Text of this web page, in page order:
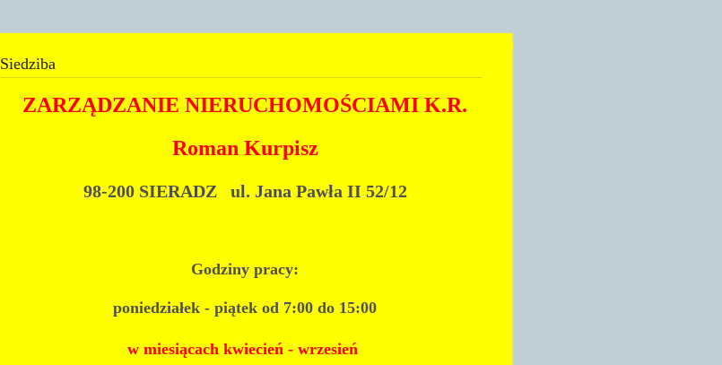
Siedziba
ZARZĄDZANIE NIERUCHOMOŚCIAMI K.R.
Roman Kurpisz
98-200 SIERADZ ul. Jana Pawła II 52/12
Godziny pracy:
poniedziałek - piątek od 7:00 do 15:00
w miesiącach kwiecień - wrzesień